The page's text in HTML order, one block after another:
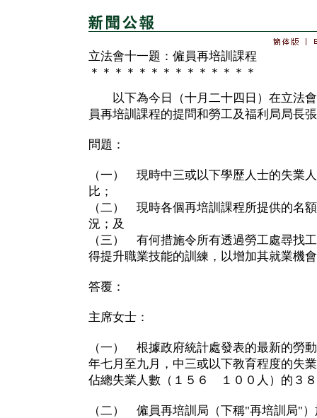
立法會十一題：僱員再培訓課程
＊＊＊＊＊＊＊＊＊＊＊＊＊＊
以下為今日（十月二十四日）在立法會
員再培訓課程的提問和勞工及福利局局長
問題：
（一） 現時中三或以下學歷人士的失業
比；
（二） 現時各個再培訓課程所提供的名
況；及
（三） 有何措施令所有透過勞工處尋找
得提升職業技能的訓練，以增加其就業機
答覆：
主席女士：
（一） 根據政府統計處發表的最新的勞
年七月至九月，中三或以下教育程度的失
佔總失業人數（１５６ １００人）的３
（二） 僱員再培訓局（下稱"再培訓局"